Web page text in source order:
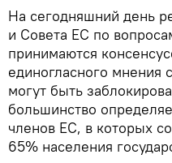
На сегодняшний день
и Совета ЕС по
принимаются
единогласного мнения
могут быть
большинство
членов ЕС, в которых
65% населения